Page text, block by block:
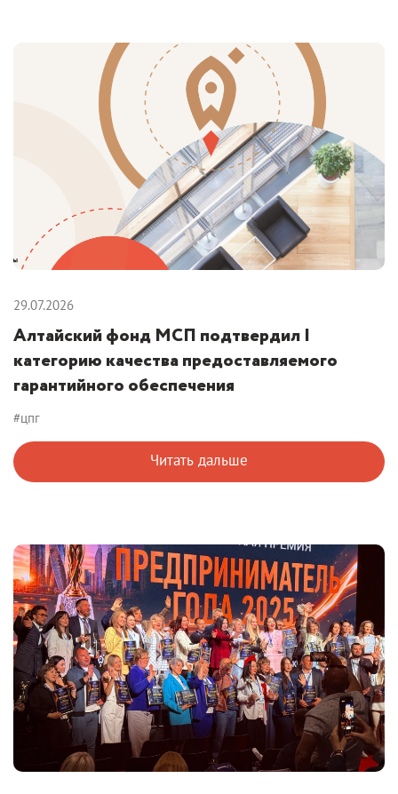
29.07.2026
Алтайский фонд МСП подтвердил I
категорию качества предоставляемого
гарантийного обеспечения
#цпг
Читать дальше